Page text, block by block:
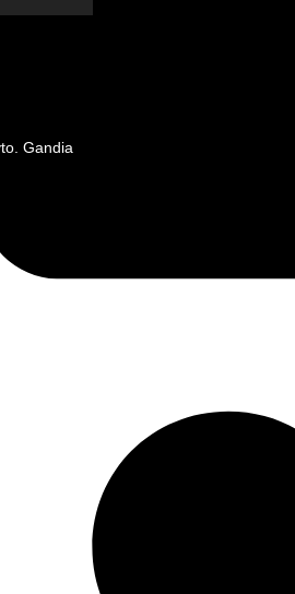
Gandia